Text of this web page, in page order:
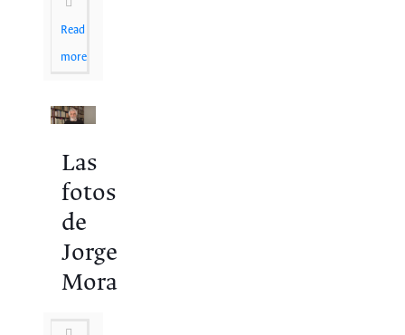
Read
more
Las
fotos
de
Jorge
Mora